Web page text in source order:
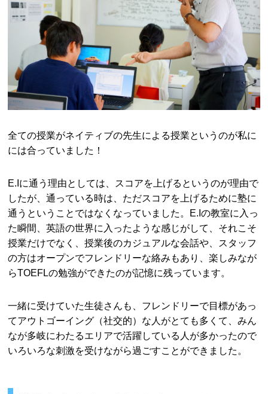
全ての授業がネイティブの先生による授業というのが私に
には合っていました！
E.Iに通う理由としては、スコアを上げるというのが理由で
したが、通っている時は、ただスコアを上げるために塾に
通うということではなくなっていました。E.Iの教室に入っ
た瞬間、英語の世界に入ったような感じがして、それこそ
授業だけでなく、授業後のカジュアルな会話や、スタッフ
の方はオープンでフレンドリーな絡みもあり、楽しみなが
らTOEFLの勉強ができたのが記憶に残っています。
一緒に受けていた生徒さんも、フレンドリーで目標があっ
てアウトゴーイング（社交的）な人がとても多くて、みん
なが多岐にわたるエリアで活躍している人が多かったので
いろいろな刺激を受けながら過ごすことができました。